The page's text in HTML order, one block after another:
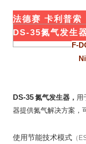
法德赛 卡利普索
DS-35氮气发生
F-
DS-35氮气发生器， 用
器提供氮气解决方案，
使用节能技术模式 （